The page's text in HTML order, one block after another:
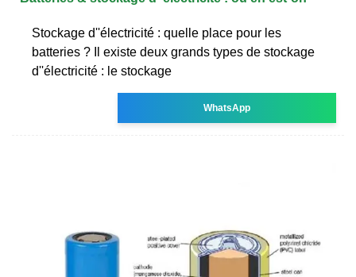
Stockage d''électricité : quelle place pour les
batteries ? Il existe deux grands types de stockage
d''électricité : le stockage
WhatsApp